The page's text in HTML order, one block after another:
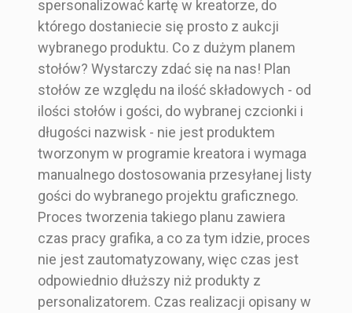
spersonalizować kartę w kreatorze, do
którego dostaniecie się prosto z aukcji
wybranego produktu. Co z dużym planem
stołów? Wystarczy zdać się na nas! Plan
stołów ze względu na ilość składowych - od
ilości stołów i gości, do wybranej czcionki i
długości nazwisk - nie jest produktem
tworzonym w programie kreatora i wymaga
manualnego dostosowania przesyłanej listy
gości do wybranego projektu graficznego.
Proces tworzenia takiego planu zawiera
czas pracy grafika, a co za tym idzie, proces
nie jest zautomatyzowany, więc czas jest
odpowiednio dłuższy niż produkty z
personalizatorem. Czas realizacji opisany w